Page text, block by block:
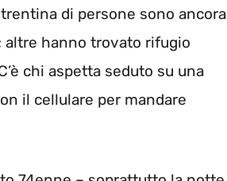
di persone sono ancora
altre hanno trovato rifugio
chi aspetta seduto su una
il cellulare per mandare